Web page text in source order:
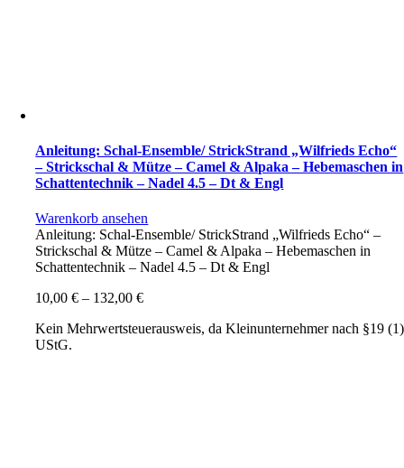
Anleitung: Schal-Ensemble/ StrickStrand „Wilfrieds Echo“
– Strickschal & Mütze – Camel & Alpaka – Hebemaschen in
Schattentechnik – Nadel 4.5 – Dt & Engl
Warenkorb ansehen
Anleitung: Schal-Ensemble/ StrickStrand „Wilfrieds Echo“ –
Strickschal & Mütze – Camel & Alpaka – Hebemaschen in
Schattentechnik – Nadel 4.5 – Dt & Engl
10,00€ – 132,00€
Kein Mehrwertsteuerausweis, da Kleinunternehmer nach §19 (1)
UStG.